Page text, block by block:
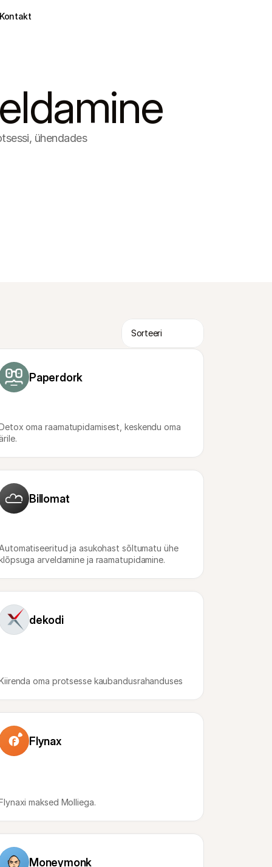
ühendades
Paperdork
oma raamatupidamisest, keskendu oma
Billomat
ja asukohast sõltumatu ühe
arveldamine ja raamatupidamine.
dekodi
oma protsesse kaubandusrahanduses
Flynax
maksed Molliega.
Moneymonk
Kontakt